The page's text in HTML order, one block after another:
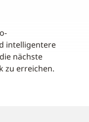
intelligentere
nächste
zu erreichen.